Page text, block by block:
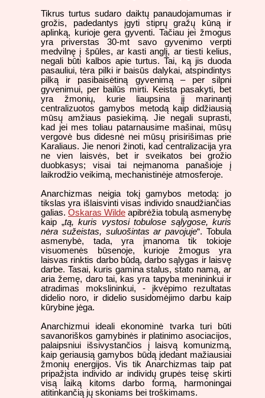
Tikrus turtus sudaro daiktų panaudojamumas ir
grožis, padedantys įgyti stiprų gražų kūną ir
aplinką, kurioje gera gyventi. Tačiau jei žmogus
yra priverstas 30-mt savo gyvenimo verpti
medvilnę į špūles, ar kasti anglį, ar tiesti kelius,
negali būti kalbos apie turtus. Tai, ką jis duoda
pasauliui, tėra pilki ir baisūs dalykai, atspindintys
pilką ir pasibaisėtiną gyvenimą – per silpni
gyvenimui, per bailūs mirti. Keista pasakyti, bet
yra žmonių, kurie liaupsina įį marinantį
centralizuotos gamybos metodą kaip didžiausią
mūsų amžiaus pasiekimą. Jie negali suprasti,
kad jei mes toliau patarnausime mašinai, mūsų
vergovė bus didesnė nei mūsų prisirišimas prie
Karaliaus. Jie nenori žinoti, kad centralizacija yra
ne vien laisvės, bet ir sveikatos bei grožio
duobkasys; visai tai neįmanoma panašioje į
laikrodžio veikimą, mechanistinėje atmosferoje.
Anarchizmas neigia tokį gamybos metodą: jo
tikslas yra išlaisvinti visas individo snaudžiančias
galias. Oskaras Wilde apibrėžia tobulą asmenybę
kaip „tą, kuris vystosi tobulose sąlygose, kuris
nėra sužeistas, suluošintas ar pavojuje“. Tobula
asmenybė, tada, yra įmanoma tik tokioje
visuomenės būsenoje, kurioje žmogus yra
laisvas rinktis darbo būdą, darbo sąlygas ir laisvę
darbe. Tasai, kuris gamina stalus, stato namą, ar
aria žemę, daro tai, kas yra tapyba menininkui ir
atradimas mokslininkui, - įkvėpimo rezultatas
didelio noro, ir didelio susidomėjimo darbu kaip
kūrybine jėga.
Anarchizmui ideali ekonominė tvarka turi būti
savanoriškos gamybinės ir platinimo asociacijos,
palaipsniui išsivystančios į laisvą komunizmą,
kaip geriausią gamybos būdą įdedant mažiausiai
žmonių energijos. Vis tik Anarchizmas taip pat
pripažįsta individo ar individų grupės teisę skirti
visą laiką kitoms darbo formą, harmoningai
atitinkančią jų skoniams bei troškimams.